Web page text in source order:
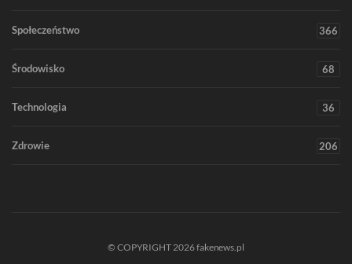
Społeczeństwo 366
Środowisko 68
Technologia 36
Zdrowie 206
© COPYRIGHT 2026 fakenews.pl